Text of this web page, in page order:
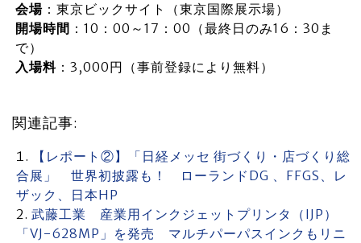
会場：東京ビックサイト（東京国際展示場）
開場時間 ：10：00～17：00（最終日のみ16：30ま
で）
入場料：3,000円（事前登録により無料）
関連記事:
【レポート②】「日経メッセ 街づくり・店づくり総
合展」 世界初披露も！ ローランドDG 、FFGS、レ
ザック、日本HP
武藤工業 産業用インクジェットプリンタ（IJP）
「VJ-628MP」を発売 マルチパーパスインクもリニ